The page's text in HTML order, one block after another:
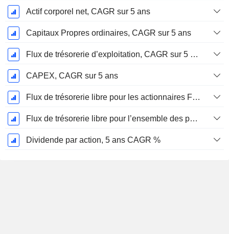
Actif corporel net, CAGR sur 5 ans
Capitaux Propres ordinaires, CAGR sur 5 ans
Flux de trésorerie d’exploitation, CAGR sur 5 ans
CAPEX, CAGR sur 5 ans
Flux de trésorerie libre pour les actionnaires FCFE, CAGR sur 5 ans
Flux de trésorerie libre pour l’ensemble des pourvoyeurs de fonds (créanciers et actionnaires) FCFF, CAGR sur 5 ans
Dividende par action, 5 ans CAGR %